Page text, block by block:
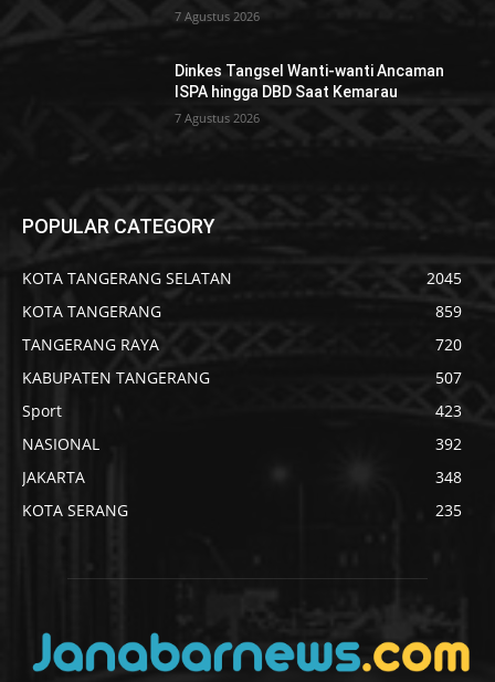
7 Agustus 2026
Dinkes Tangsel Wanti-wanti Ancaman
ISPA hingga DBD Saat Kemarau
7 Agustus 2026
POPULAR CATEGORY
KOTA TANGERANG SELATAN
2045
KOTA TANGERANG
859
TANGERANG RAYA
720
KABUPATEN TANGERANG
507
Sport
423
NASIONAL
392
JAKARTA
348
KOTA SERANG
235